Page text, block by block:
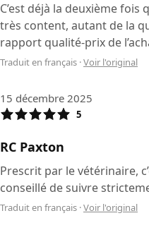
C’est déjà la deuxième fois
très content, autant de la
rapport qualité-prix de
Traduit en français ·Voir l'original
15 décembre 2025
5
RC Paxton
Prescrit par le vétérinaire,
conseillé de suivre
Traduit en français ·Voir l'original